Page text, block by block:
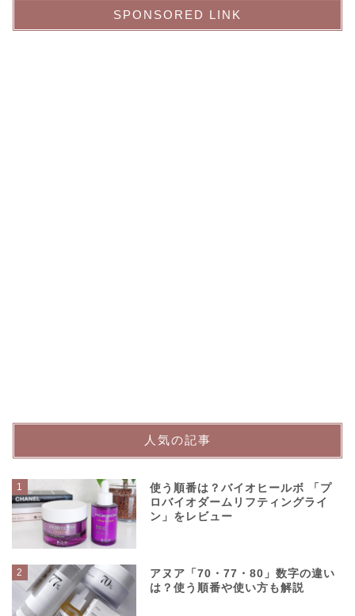
SPONSORED LINK
人気の記事
1
使う順番は？バイオヒールボ 「プ
ロバイオダームリフティングライ
ン」をレビュー
2
アヌア「70・77・80」数字の違い
は？使う順番や使い方も解説